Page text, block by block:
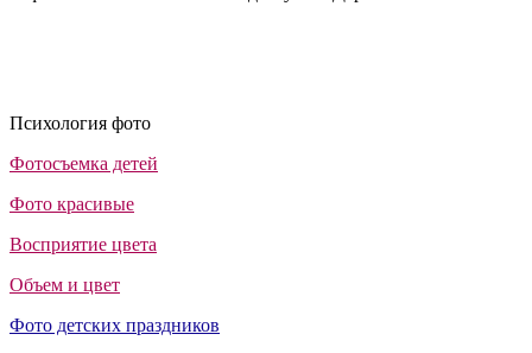
Психология фото
Фотосъемка детей
Фото красивые
Восприятие цвета
Объем и цвет
Фото детских праздников